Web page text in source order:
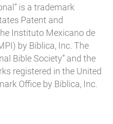
is a trademark
Patent and
Instituto Mexicano de
by Biblica, Inc. The
Bible Society” and the
registered in the United
Office by Biblica, Inc.